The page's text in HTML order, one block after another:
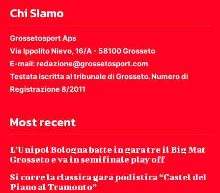
Chi SIamo
Grossetosport Aps
Via Ippolito Nievo, 16/A - 58100 Grosseto
E-mail: redazione@grossetosport.com
Testata iscritta al tribunale di Grosseto. Numero di
Registrazione 8/2011
Most recent
L’Unipol Bologna batte in gara tre il Big Mat
Grosseto e va in semifinale play off
Si corre la classica gara podistica “Castel del
Piano al Tramonto”